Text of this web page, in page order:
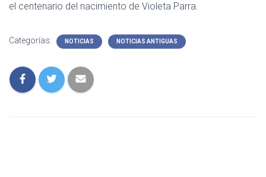
el centenario del nacimiento de Violeta Parra.
Categorías: NOTICIAS NOTICIAS ANTIGUAS